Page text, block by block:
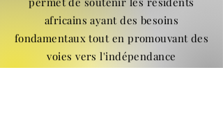
africains ayant des besoins
fondamentaux tout en promouvant des
voies vers l'indépendance